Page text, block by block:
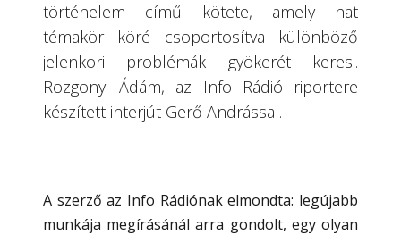
történelem című kötete, amely hat
témakör köré csoportosítva különböző
jelenkori problémák gyökerét keresi.
Rozgonyi Ádám, az Info Rádió riportere
készített interjút Gerő Andrással.
A szerző az Info Rádiónak elmondta: legújabb
munkája megírásánál arra gondolt, egy olyan